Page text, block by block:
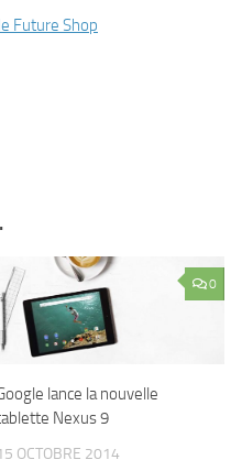
Future Shop
0
lance la nouvelle
Nexus 9
OCTOBRE 2014